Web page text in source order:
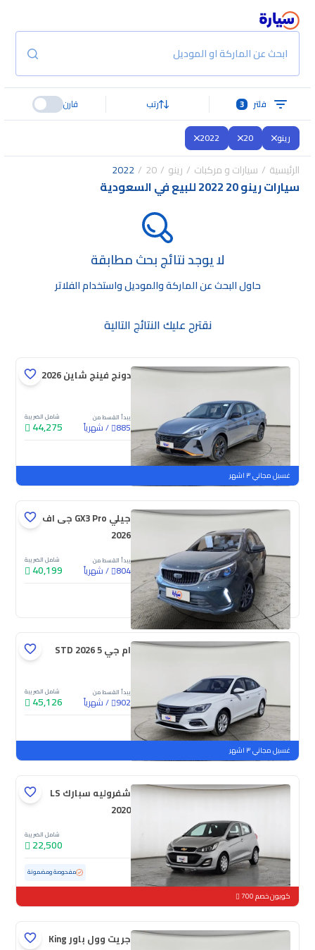
ابحث عن الماركة او الموديل
فلتر 3 رتب قارن
رينو 20
2022
الرئيسية سيارات و مركبات رينو 20
2022
سيارات رينو 20 2022 للبيع في السعودية
لا يوجد نتائج بحث مطابقة
حاول البحث عن الماركة والموديل واستخدام الفلاتر
نقترح عليك النتائج التالية
دونج فينج شاين E1 2026
يبدأ القسط من
885
/شهرياً
شامل الضريبة
44,275
جديدة
غسيل مجاني ٣ اشهر
جيلي GX3 Pro جى اف
2026
يبدأ القسط من
804
/شهرياً
شامل الضريبة
40,199
جديدة
ام جي 5 STD 2026
يبدأ القسط من
902
/شهرياً
شامل الضريبة
45,126
جديدة
غسيل مجاني ٣ اشهر
شفروليه سبارك LS
2020
شامل الضريبة
22,500
مستعملة 152,867 كم مفحوصة ومضمونة
كوبون خصم 700
جريت وول باور King